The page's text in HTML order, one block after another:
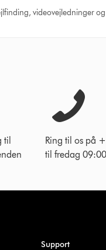
video­vejledninger
til
Ring til os på
til fredag
Support